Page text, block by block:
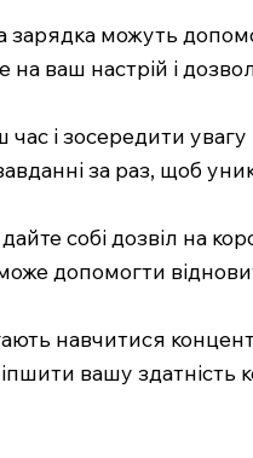
зарядка можуть
ваш настрій і
і зосередити
за раз, щоб
собі дозвіл на
допомогти
навчитися
вашу здатність